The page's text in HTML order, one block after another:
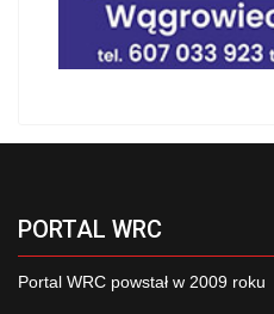
PORTAL WRC
Portal WRC powstał w 2009 roku